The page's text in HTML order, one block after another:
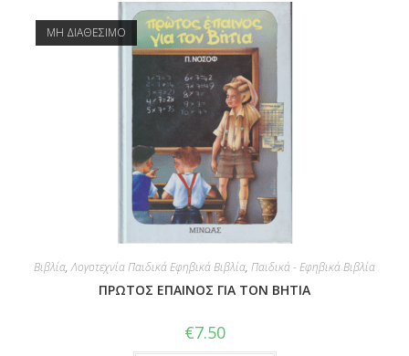
ΜΗ ΔΙΑΘΕΣΙΜΟ
Βιβλία,Λογοτεχνία Παιδικά Εφηβικά Βιβλία, Παιδικά - Εφηβικά Βιβλία
ΠΡΩΤΟΣ ΕΠΑΙΝΟΣ ΓΙΑ ΤΟΝ ΒΗΤΙΑ
€7.50